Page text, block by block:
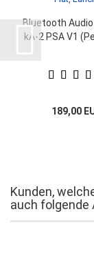
Bluetooth
kA-2 PSA V1
189,00
Kunden,
auch folgende